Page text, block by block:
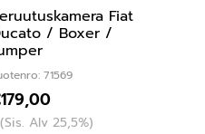
Fiat
/ Boxer /
71569
179,00
(Sis. Alv 25,5%)